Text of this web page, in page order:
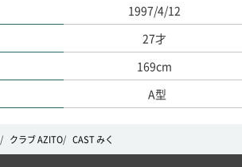
1997/4/12
27才
169cm
A型
クラブ AZITO CAST みく